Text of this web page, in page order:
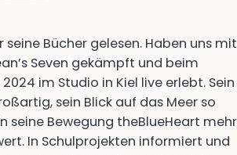
Bücher gelesen. Haben uns mit
Seven gekämpft und beim
im Studio in Kiel live erlebt. Sein
sein Blick auf das Meer so
seine Bewegung theBlueHeart mehr
In Schulprojekten informiert und